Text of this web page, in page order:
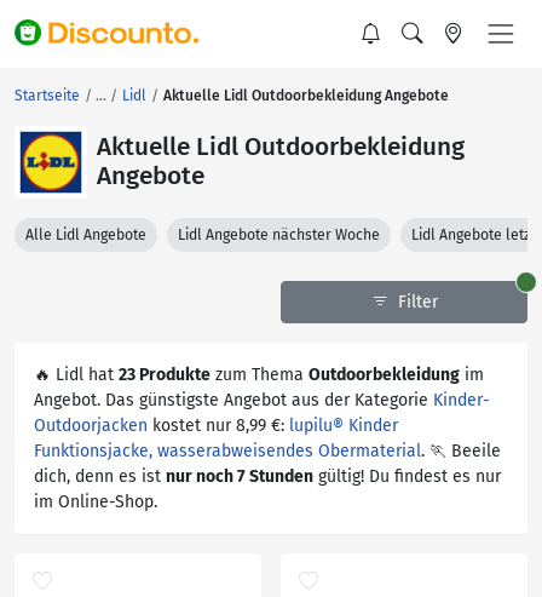
Startseite Lidl Aktuelle Lidl Outdoorbekleidung Angebote
Aktuelle Lidl Outdoorbekleidung
Angebote
Alle Lidl Angebote Lidl Angebote nächster Woche Lidl Angebote
Filter
🔥 Lidl hat 23 Produkte zum Thema Outdoorbekleidung im
Angebot. Das günstigste Angebot aus der Kategorie Kinder-
Outdoorjacken kostet nur 8,99 €: lupilu® Kinder
Funktionsjacke, wasserabweisendes Obermaterial. 🏃 Beeile
dich, denn es ist nur noch 7 Stunden gültig! Du findest es nur
im Online-Shop.